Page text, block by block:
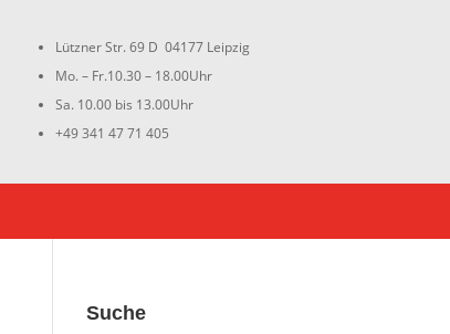
Lützner Str. 69 D 04177 Leipzig
Mo. – Fr.10.30 – 18.00Uhr
Sa. 10.00 bis 13.00Uhr
+49 341 47 71 405
Suche